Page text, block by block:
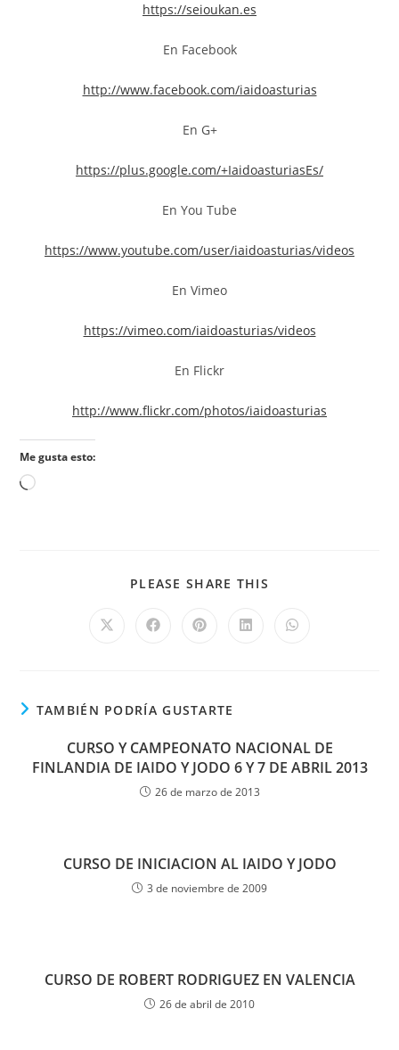
https://seioukan.es
En Facebook
http://www.facebook.com/iaidoasturias
En G+
https://plus.google.com/+IaidoasturiasEs/
En You Tube
https://www.youtube.com/user/iaidoasturias/videos
En Vimeo
https://vimeo.com/iaidoasturias/videos
En Flickr
http://www.flickr.com/photos/iaidoasturias
Me gusta esto:
PLEASE SHARE THIS
TAMBIÉN PODRÍA GUSTARTE
CURSO Y CAMPEONATO NACIONAL DE
FINLANDIA DE IAIDO Y JODO 6 Y 7 DE ABRIL 2013
26 de marzo de 2013
CURSO DE INICIACION AL IAIDO Y JODO
3 de noviembre de 2009
CURSO DE ROBERT RODRIGUEZ EN VALENCIA
26 de abril de 2010